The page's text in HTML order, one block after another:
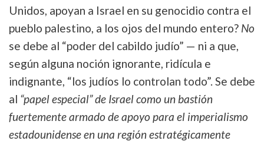
Unidos, apoyan a Israel en su genocidio contra el
pueblo palestino, a los ojos del mundo entero? No
se debe al “poder del cabildo judío” — ni a que,
según alguna noción ignorante, ridícula e
indignante, “los judíos lo controlan todo”. Se debe
al “papel especial” de Israel como un bastión
fuertemente armado de apoyo para el imperialismo
estadounidense en una región estratégicamente